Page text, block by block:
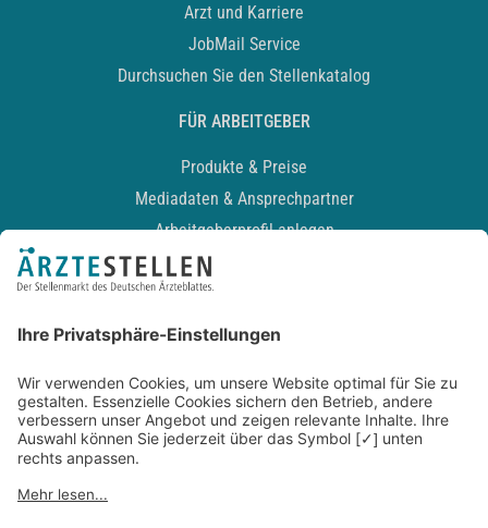
Arzt und Karriere
JobMail Service
Durchsuchen Sie den Stellenkatalog
FÜR ARBEITGEBER
Produkte & Preise
Mediadaten & Ansprechpartner
Arbeitgeberprofil anlegen
Recruiting-Podcast
Kontakt
Datenschutz
Newsletter